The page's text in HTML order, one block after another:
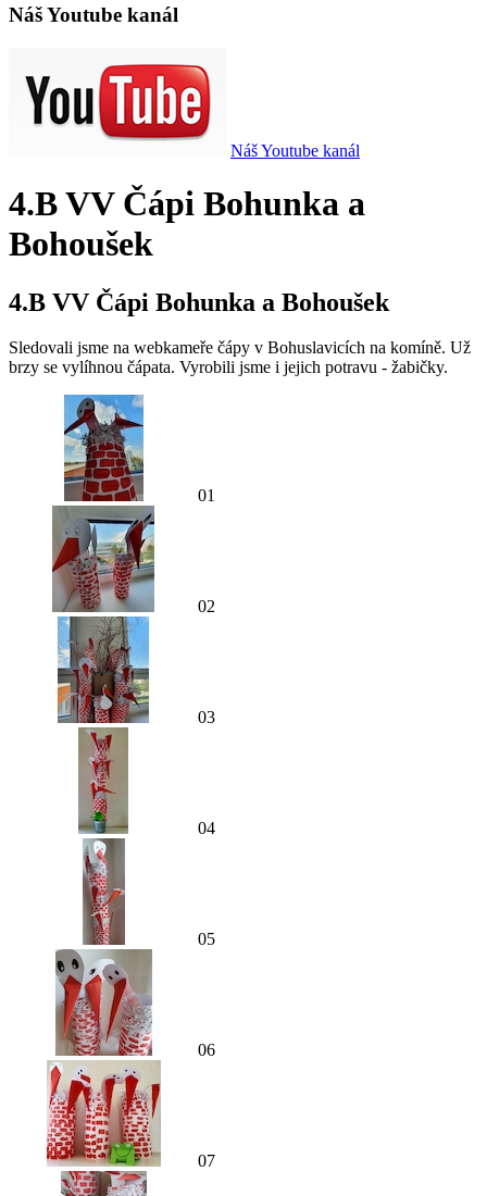
Náš Youtube kanál
Náš Youtube kanál
4.B VV Čápi Bohunka a
Bohoušek
4.B VV Čápi Bohunka a Bohoušek
Sledovali jsme na webkameře čápy v Bohuslavicích na komíně. Už
brzy se vylíhnou čápata. Vyrobili jsme i jejich potravu - žabičky.
01
02
03
04
05
06
07